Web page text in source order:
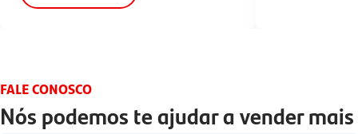
FALE CONOSCO
Nós podemos te ajudar a vender mais